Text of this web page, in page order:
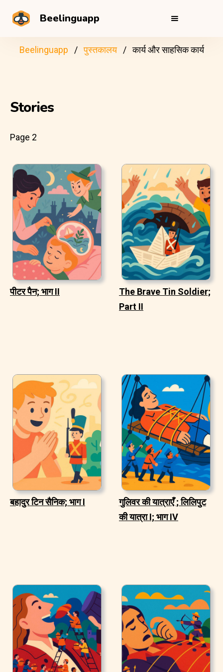
Beelinguapp
Beelinguapp पुस्तकालय कार्य और साहसिक कार्य
Stories
Page 2
पीटर पैन; भाग II
The Brave Tin Soldier;
Part II
बहादुर टिन सैनिक; भाग I
गुलिवर की यात्राएँ ; लिलिपुट
की यात्रा I; भाग IV